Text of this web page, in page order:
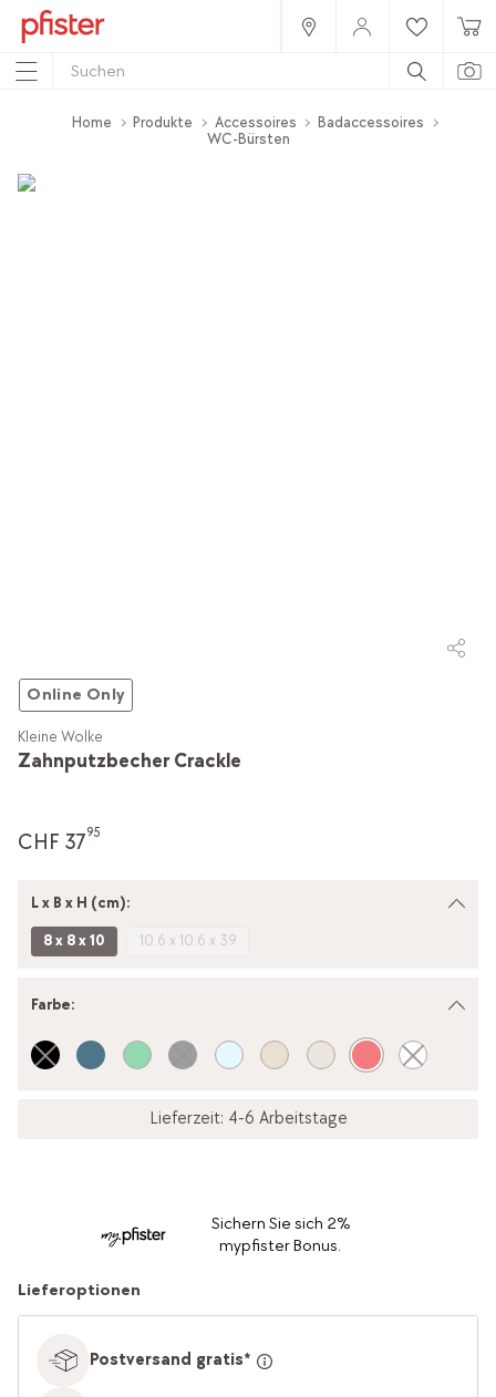
Home Produkte Accessoires
Badaccessoires
WC-Bürsten
Online Only
Zahnputzbecher Crackle
Kleine Wolke
CHF 3795
L x B x H (cm):
8 x 8 x 10 10.6 x 10.6 x 39
Farbe:
Lieferzeit: 4-6 Arbeitstage
Sichern Sie sich 2%
mypfister Bonus.
Lieferoptionen
Postversand gratis*